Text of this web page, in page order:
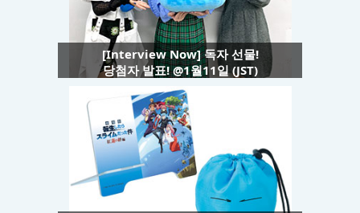
[Interview Now] 독자 선물!
당첨자 발표! @1월11일 (JST)